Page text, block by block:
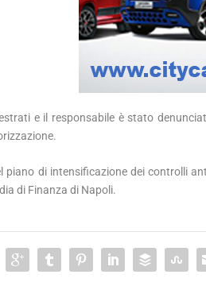
e il responsabile è stato
piano di intensificazione dei controlli
di Finanza di Napoli.